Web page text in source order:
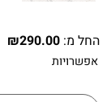
החל מ: ₪290.00
אפשרויות